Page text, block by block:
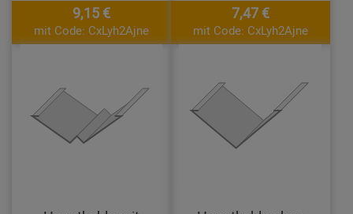
9,15 €
mit Code: CxLyh2Ajne
7,47 €
mit Code: CxLyh2Ajne